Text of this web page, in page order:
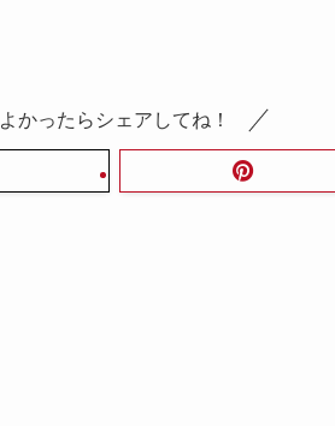
よかったらシェアしてね！